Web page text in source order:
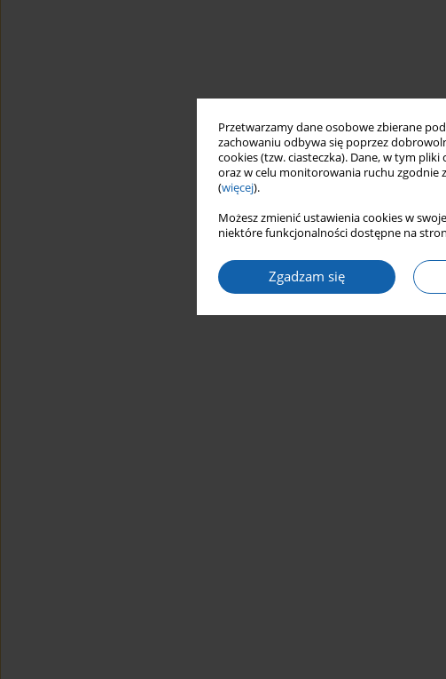
Przetwarzamy dane osobowe zbierane
zachowaniu odbywa się poprzez
cookies (tzw. ciasteczka). Dane, w tym
oraz w celu monitorowania ruchu zgodnie z
(więcej).
Możesz zmienić ustawienia cookies w
niektóre funkcjonalności dostępne na
Zgadzam się